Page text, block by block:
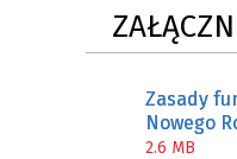
RYZYKA
Zasady
Nowego
2.6 MB